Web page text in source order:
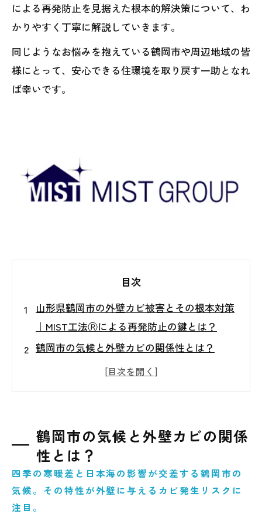
による再発防止を見据えた根本的解決策について、わ
かりやすく丁寧に解説していきます。
同じようなお悩みを抱えている鶴岡市や周辺地域の皆
様にとって、安心できる住環境を取り戻す一助となれ
ば幸いです。
目次
山形県鶴岡市の外壁カビ被害とその根本対策
｜MIST工法Ⓡによる再発防止の鍵とは？
鶴岡市の気候と外壁カビの関係性とは？
外壁カビの主な症状と放置によるリスク
よくある外壁カビ対策とその限界
施工後の予防と日常管理のポイント
専門家に相談すべきタイミングとは？
まとめ｜鶴岡の風土に合った外壁カビ対策で
安心の住環境を
鶴岡市の気候と外壁カビの関係
性とは？
四季の寒暖差と日本海の影響が交差する鶴岡市の
気候。その特性が外壁に与えるカビ発生リスクに
注目。